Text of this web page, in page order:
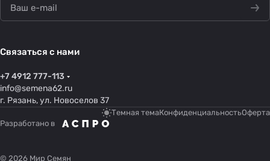
Связаться с нами
+7 4912 777-113
info@semena62.ru
г. Рязань, ул. Новоселов 37
Темная темаКонфиденциальностьОферта
Разработано в
© 2026 Мир Семян